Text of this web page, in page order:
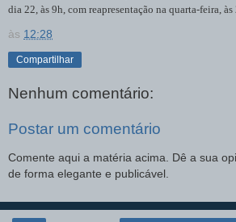
dia 22, às 9h, com reapresentação na quarta-feira, às
às 12:28
Compartilhar
Nenhum comentário:
Postar um comentário
Comente aqui a matéria acima. Dê a sua
de forma elegante e publicável.